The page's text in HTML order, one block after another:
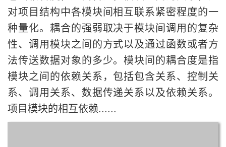
对项目结构中各模块间相互联系紧密程度的一
种量化。耦合的强弱取决于模块间调用的复杂
性、调用模块之间的方式以及通过函数或者方
法传送数据对象的多少。模块间的耦合度是指
模块之间的依赖关系，包括包含关系、控制关
系、调用关系、数据传递关系以及依赖关系。
项目模块的相互依赖......